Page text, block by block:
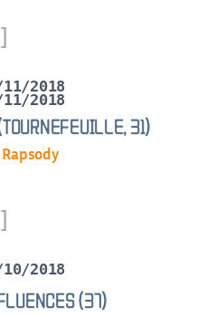
2018
31)
2018
2018
(37)